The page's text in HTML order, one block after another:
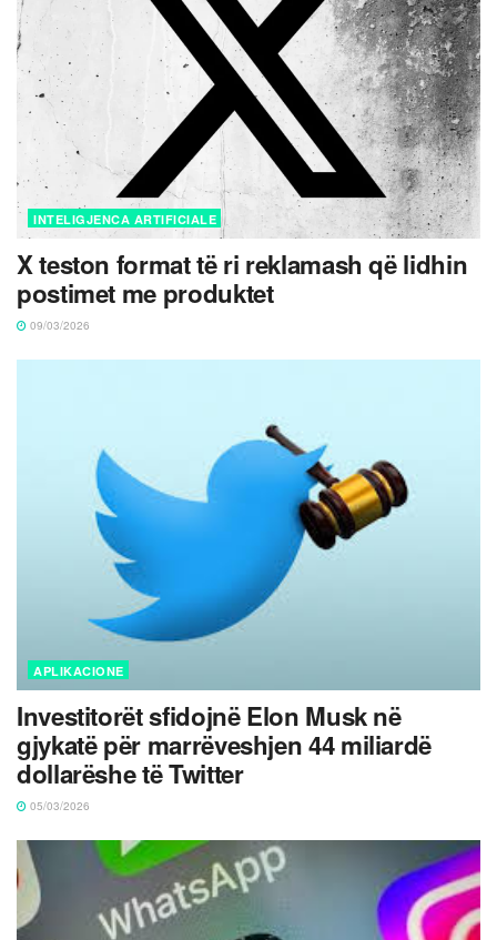
INTELIGJENCA ARTIFICIALE
X teston format të ri reklamash që lidhin
postimet me produktet
09/03/2026
APLIKACIONE
Investitorët sfidojnë Elon Musk në
gjykatë për marrëveshjen 44 miliardë
dollarëshe të Twitter
05/03/2026